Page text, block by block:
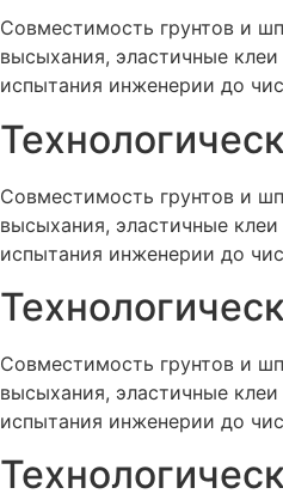
Совместимость грунтов и
высыхания, эластичные
испытания инженерии до
Совместимость грунтов и
высыхания, эластичные
испытания инженерии до
Совместимость грунтов и
высыхания, эластичные
испытания инженерии до